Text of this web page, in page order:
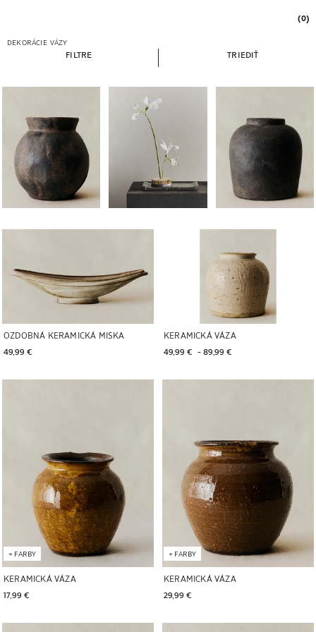
(0)
DEKORÁCIE VÁZY
FILTRE TRIEDIŤ
Obrázok zmenený na 1 z 5Obrázok zmenený na 1 z 7Obrázok zmenený na 1
OZDOBNÁ KERAMICKÁ MISKA
49,99 €
KERAMICKÁ VÁZA
49,99 € - 89,99 €
KERAMICKÁ VÁZA
17,99 €
+ FARBY
Obrázok zmenený na 1 z 5
KERAMICKÁ VÁZA
29,99 €
+ FARBY
Obrázok zmenený na 1 z 5
Obrázok zmenený na 1 z 5 Obrázok zmenený na 1 z 5